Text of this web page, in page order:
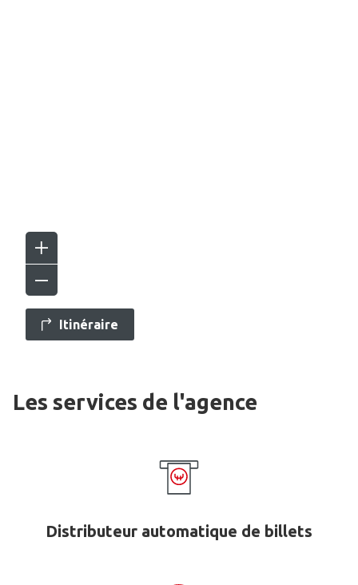
Itinéraire
Les services de l'agence
Distributeur automatique de billets